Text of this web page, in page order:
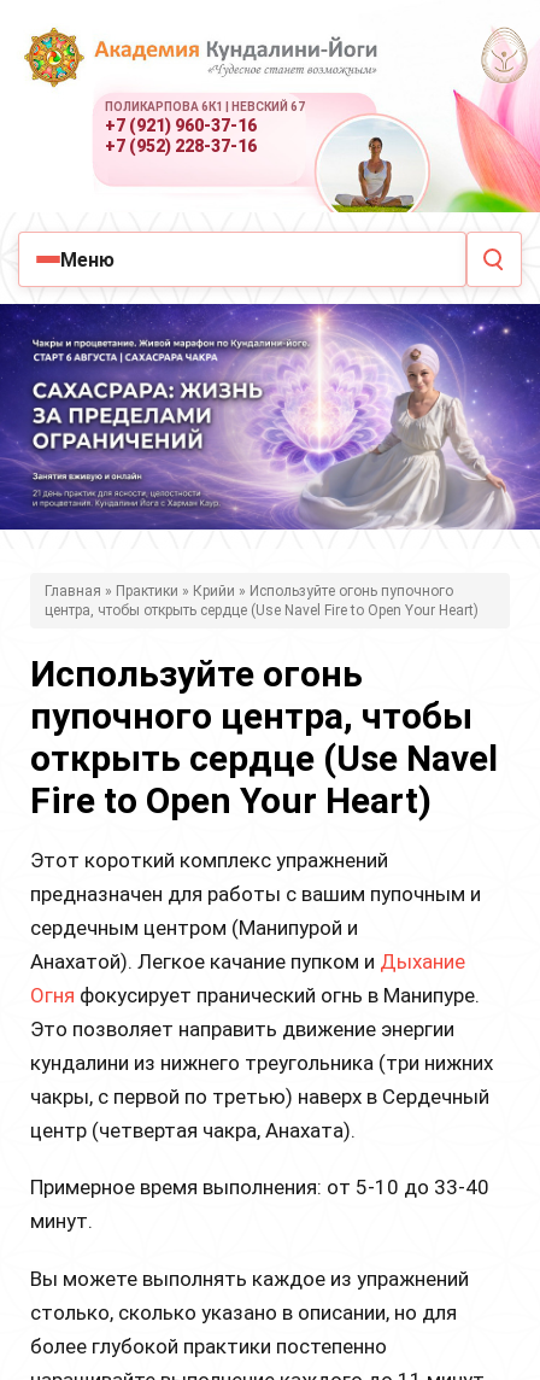
ПОЛИКАРПОВА 6К1 | НЕВСКИЙ 67
+7 (921) 960-37-16
+7 (952) 228-37-16
Меню
д
е
с
ь
Главная » Практики » Крийи » Используйте огонь пупочного
центра, чтобы открыть сердце (Use Navel Fire to Open Your Heart)
Используйте огонь
пупочного центра, чтобы
открыть сердце (Use Navel
Fire to Open Your Heart)
Этот короткий комплекс упражнений
предназначен для работы с вашим пупочным и
сердечным центром (Манипурой и
Анахатой). Легкое качание пупком и Дыхание
Огня фокусирует пранический огнь в Манипуре.
Это позволяет направить движение энергии
кундалини из нижнего треугольника (три нижних
чакры, с первой по третью) наверх в Сердечный
центр (четвертая чакра, Анахата).
Примерное время выполнения: от 5-10 до 33-40
минут.
Вы можете выполнять каждое из упражнений
столько, сколько указано в описании, но для
более глубокой практики постепенно